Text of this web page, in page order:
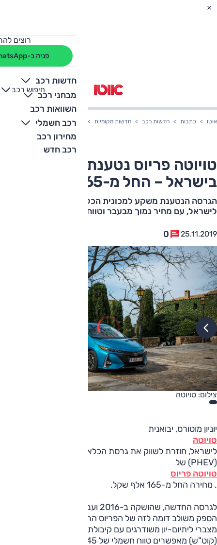
רוצים
פניה ב-WhatsApp
חדשות רכב
מבחני רכב
השוואות רכב
רכב חשמלי
מחירון רכב
רכב חדש
חיפוש רכב
+
-
אוטו כתבות חדשות רכב חדשות מקומיות טויוטה פריוס נטענת משקע בישראל – החל
טויוטה פריוס נטענת משקע
בישראל – החל מ-165 אלף שקל
הגרסה הנטענת משקע למכונית הכלאיים של טויוטה חוזרת
לישראל, עם מחיר נמוך מבעבר וטווח חשמלי גדול יותר
25.11.2019
0
צילום: טויוטה
יוניון מוטורס, יבואנית
טויוטה
לישראל, חוזרת לשווק את גרסת הכלאיים הנטענת משקע
(PHEV) של
טויוטה פריוס
. מחירה החל מ-165 אלף שקל.
לגרסה החדשה, שהושקה ב-2016 ועברה רענון קל השנה,